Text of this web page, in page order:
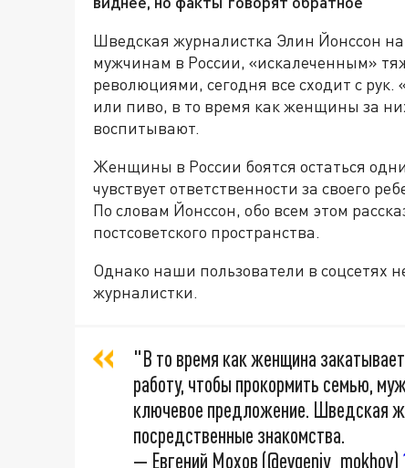
Шведская журналистка Элин Йонссон
мужчинам в России, «искалеченным»
революциями, сегодня все сходит с
или пиво, в то время как женщины за
воспитывают.
Женщины в России боятся остаться
чувствует ответственности за своего
По словам Йонссон, обо всем этом
постсоветского пространства.
Однако наши пользователи в соцсетях
журналистки.
"В то время как женщина
работу, чтобы прокормить семью,
ключевое предложение. Шведская
посредственные знакомства.
— Евгений Мохов (@evgeniy_mokhov)